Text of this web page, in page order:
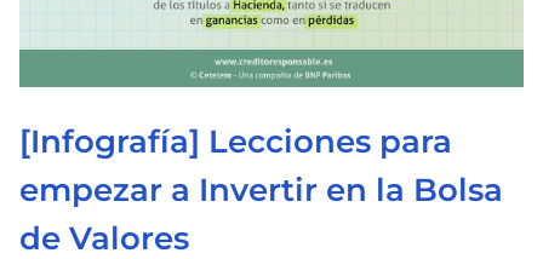
[Infografía] Lecciones para
empezar a Invertir en la Bolsa
de Valores